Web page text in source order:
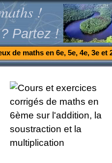
!
Partez !
de maths en 6e, 5e, 4e, 3e et